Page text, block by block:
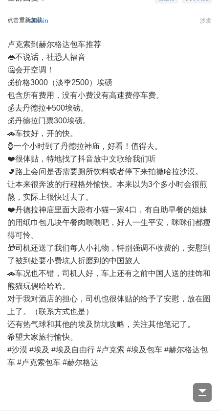
点击重新加载 沙发
admin
卢克索到赫尔格达包车推荐
👄不说话，社恐人福音
🥶会开空调！
💰价格3000（淡季2500）埃磅
包含所有费用，没有小费没有高速费停车费。
💰去丹德拉➕500埃磅。
💰丹德拉门票300埃磅。
🚗车技好，开的快。
⌚️一个小时到了丹德拉神庙，好看！值得去。
❤️很体贴，特地找了抖音放中文歌给我们听
🚽路上会问是否需要厕所饮料或者停下来拍撒哈拉沙漠。
让本来很奔波的行程格外愉快。本来以为3个多小时会很煎
熬，实际上很快过去了。
❤️丹德拉神庙里面大殿有小猫一家4口，有自助早餐的姐妹
的用纸巾包几块午餐肉喂喂吧，好人一生平安，咪咪们都瘦
得可怜。
🎁司机还送了我们每人小礼物，特别强调不收费的，安慰到
了被到处要小费坑人折磨到的中国旅人
🚗车况也不错，司机人好，车上还有之前中国人送的挂饰和
熊猫玩偶哈哈哈。
对于我对酒店的担心，司机也很体贴的给予了安慰，放在图
上了。（联系方式也是）
还有热气球和其他的埃及防坑攻略，关注其他笔记了。
希望大家旅行愉快。
#沙漠 #埃及 #埃及自由行 #卢克索 #埃及包车 #赫尔格达包
车 #卢克索包车 #赫尔格达